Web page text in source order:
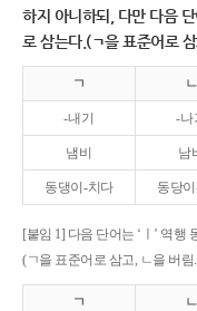
하지 아니하되, 다만 다음
로 삼는다.(ㄱ을 표준어로
ㄱ ㄴ
-내기 -나
냄비 남
동댕이-치다 동당
[붙임 1] 다음 단어는 ‘ㅣ’ 역
(ㄱ을 표준어로 삼고, ㄴ을 버림
ㄱ ㄴ